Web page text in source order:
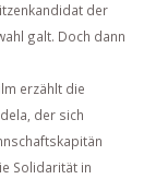
der
galt. Doch dann
erzählt die
der sich
Solidarität in